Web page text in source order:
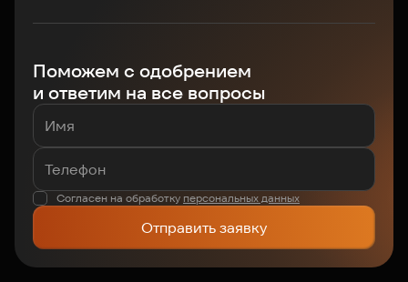
Поможем с одобрением
и ответим на все вопросы
Согласен на обработку персональных данных
Отправить заявку